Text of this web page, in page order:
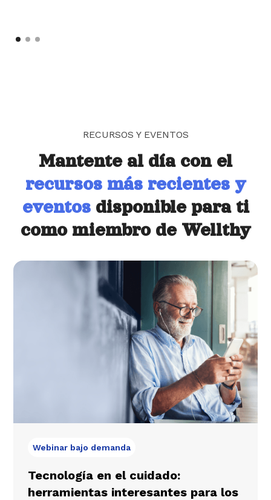
RECURSOS Y EVENTOS
Mantente al día con el
recursos más recientes y
eventosdisponible para ti
como miembro de Wellthy
Webinar bajo demanda
Tecnología en el cuidado:
herramientas interesantes para los